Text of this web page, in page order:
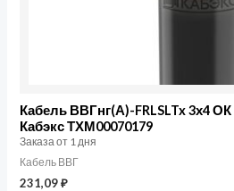
Кабель ВВГнг(А)-FRLSLTx 3х4 ОК
Кабэкс ТХМ00070179
Заказа от 1 дня
Кабель ВВГ
231,09₽